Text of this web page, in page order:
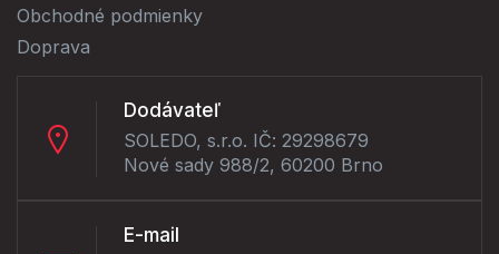
Obchodné podmienky
Doprava
Dodávateľ
SOLEDO, s.r.o. IČ: 29298679
Nové sady 988/2, 60200 Brno
E-mail